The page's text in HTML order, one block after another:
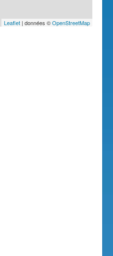
Leaflet| données ©OpenStreetMap